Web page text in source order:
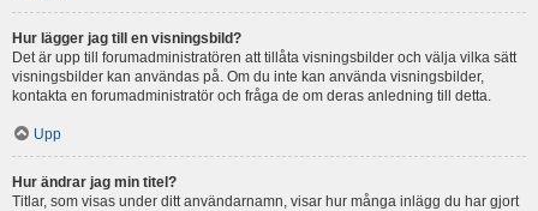
Hur lägger jag till en visningsbild?
Det är upp till forumadministratören att tillåta visningsbilder och välja vilka sätt
visningsbilder kan användas på. Om du inte kan använda visningsbilder,
kontakta en forumadministratör och fråga de om deras anledning till detta.
Upp
Hur ändrar jag min titel?
Titlar, som visas under ditt användarnamn, visar hur många inlägg du har gjort